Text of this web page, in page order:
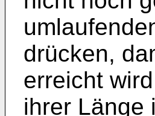
drücken,
erreicht
ihrer Länge